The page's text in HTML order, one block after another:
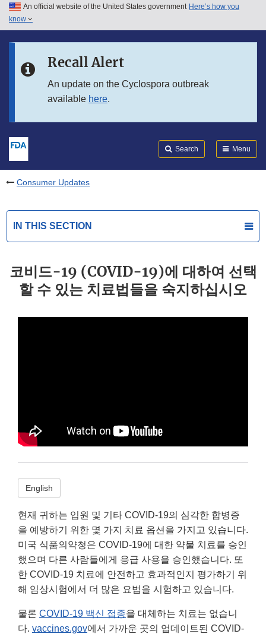
Skip to main content
Skip to in this section menu
An official website of the United States government Here’s how you
know
Recall Alert
An update on the Cyclospora outbreak
available here.
Search Menu
Consumer Updates
IN THIS SECTION
코비드-19 (COVID-19)에 대하여 선택
할 수 있는 치료법들을 숙지하십시오
English
현재 귀하는 입원 및 기타 COVID-19의 심각한 합병증
을 예방하기 위한 몇 가지 치료 옵션을 가지고 있습니다.
미국 식품의약청은 COVID-19에 대한 약물 치료를 승인
했으며 다른 사람들에게 응급 사용을 승인했습니다. 또
한 COVID-19 치료에 안전하고 효과적인지 평가하기 위
해 임상시험에서 더 많은 요법을 시험하고 있습니다.
물론 COVID-19 백신 접종을 대체하는 치료는 없습니
다. vaccines.gov에서 가까운 곳의 업데이트된 COVID-